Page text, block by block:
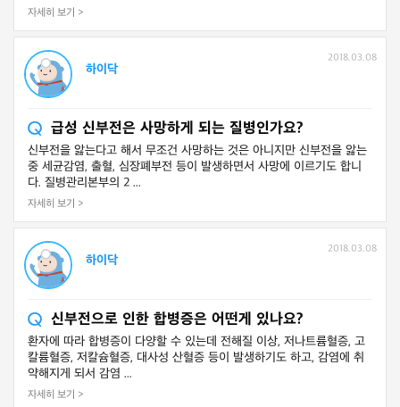
자세히 보기 >
하이닥
2018.03.08
급성 신부전은 사망하게 되는 질병인가요?
신부전을 앓는다고 해서 무조건 사망하는 것은 아니지만 신부전을 앓는
중 세균감염, 출혈, 심장폐부전 등이 발생하면서 사망에 이르기도 합니
다. 질병관리본부의 2 ...
자세히 보기 >
하이닥
2018.03.08
신부전으로 인한 합병증은 어떤게 있나요?
환자에 따라 합병증이 다양할 수 있는데 전해질 이상, 저나트륨혈증, 고
칼륨혈증, 저칼슘혈증, 대사성 산혈증 등이 발생하기도 하고, 감염에 취
약해지게 되서 감염 ...
자세히 보기 >